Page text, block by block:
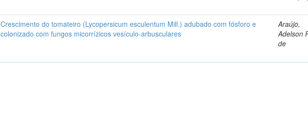
Crescimento do tomateiro (Lycopersicum esculentum Mill.) adubado com fósforo e
colonizado com fungos micorrízicos vesículo-arbusculares
Araújo,
Adelson
de